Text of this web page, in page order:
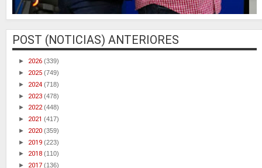
POST (NOTICIAS) ANTERIORES
► 2026 (339)
► 2025 (749)
► 2024 (718)
► 2023 (478)
► 2022(448)
► 2021 (417)
► 2020 (359)
► 2019 (223)
► 2018 (110)
► 2017 (136)